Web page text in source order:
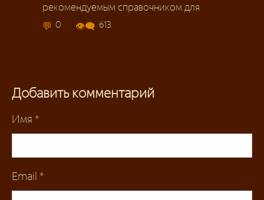
рекомендуемым справочником для
0 613
Добавить комментарий
Имя *
Email *